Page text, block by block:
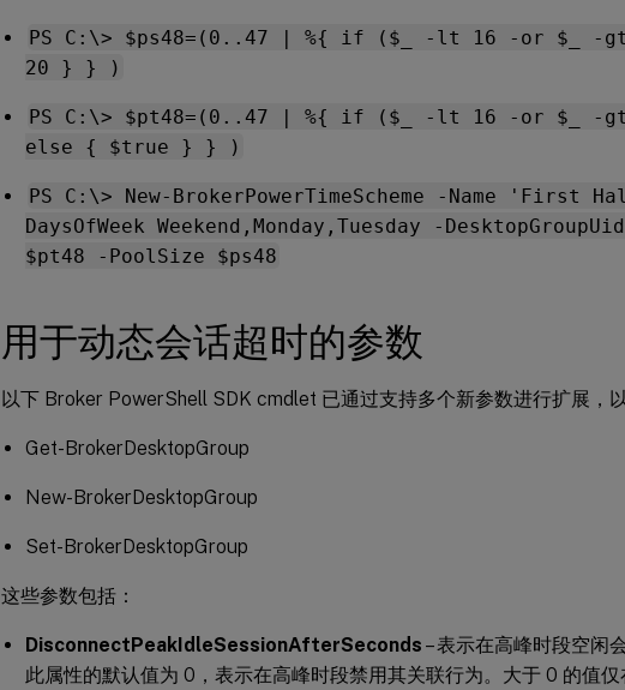
PS C:\> $ps48=(0..47 | %{ if ($_ -lt 16 -or $_
20 } } )
PS C:\> $pt48=(0..47 | %{ if ($_ -lt 16 -or $_ -
else { $true } } )
PS C:\> New-BrokerPowerTimeScheme -Name 'First
DaysOfWeek Weekend,Monday,Tuesday -
$pt48 -PoolSize $ps48
用于动态会话超时的参数
以下 Broker PowerShell SDK cmdlet 已通过支持多个新参数进行扩展，
Get-BrokerDesktopGroup
New-BrokerDesktopGroup
Set-BrokerDesktopGroup
这些参数包括：
DisconnectPeakIdleSessionAfterSeconds – 表示在高峰时段空闲
此属性的默认值为 0，表示在高峰时段禁用其关联行为。大于 0 的值